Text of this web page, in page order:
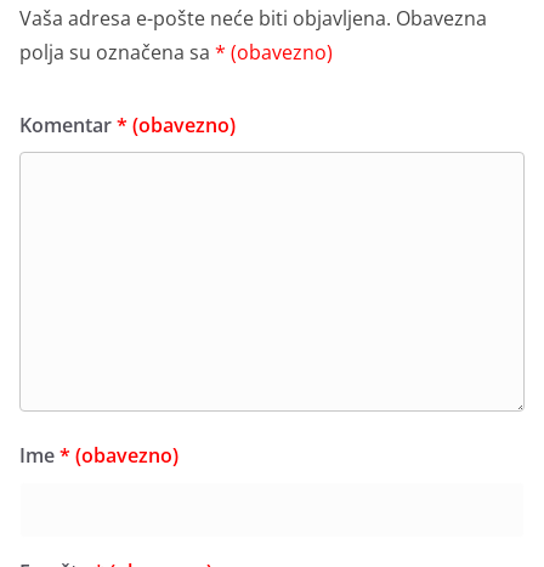
Vaša adresa e-pošte neće biti objavljena. Obavezna
polja su označena sa * (obavezno)
Komentar* (obavezno)
Ime* (obavezno)